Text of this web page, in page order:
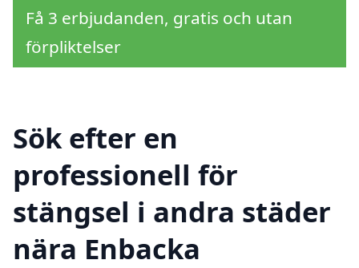
Få 3 erbjudanden, gratis och utan
förpliktelser
Sök efter en
professionell för
stängsel i andra städer
nära Enbacka